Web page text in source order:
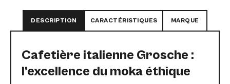
DESCRIPTION CARACTÉRISTIQUES MARQUE
Cafetière italienne Grosche :
l’excellence du moka éthique